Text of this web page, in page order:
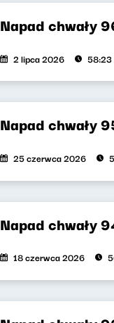
Napad chwały
2 lipca 2026 58:23
Napad chwały
25 czerwca 2026
Napad chwały
18 czerwca 2026